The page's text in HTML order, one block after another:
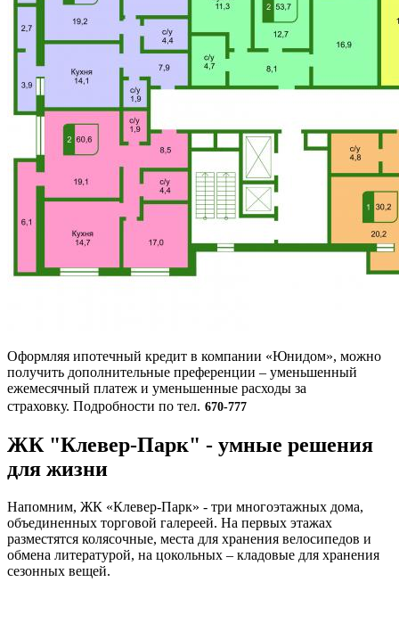
Оформляя ипотечный кредит в компании «Юнидом», можно
получить дополнительные преференции – уменьшенный
ежемесячный платеж и уменьшенные расходы за
страховку. Подробности по тел. 670-777
ЖК "Клевер-Парк" - умные решения
для жизни
Напомним, ЖК «Клевер-Парк» - три многоэтажных дома,
объединенных торговой галереей. На первых этажах
разместятся колясочные, места для хранения велосипедов и
обмена литературой, на цокольных – кладовые для хранения
сезонных вещей.